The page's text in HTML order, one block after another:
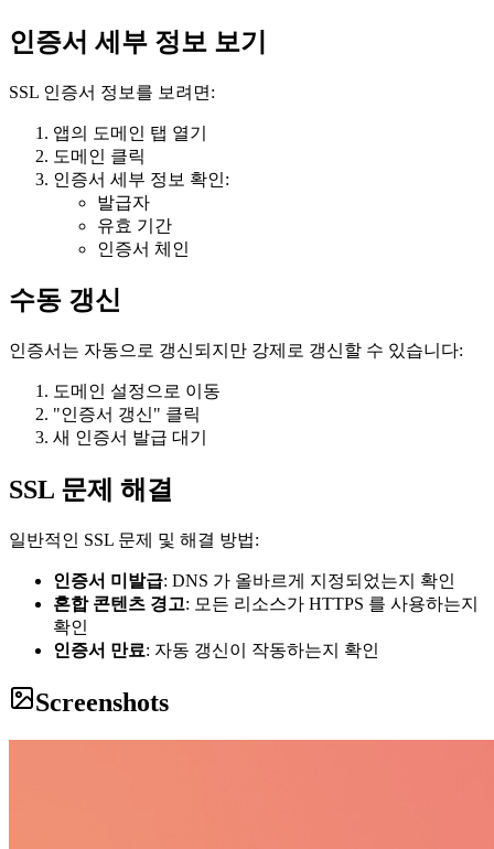
인증서 세부 정보 보기
SSL 인증서 정보를 보려면:
앱의 도메인 탭 열기
도메인 클릭
인증서 세부 정보 확인:
발급자
유효 기간
인증서 체인
수동 갱신
인증서는 자동으로 갱신되지만 강제로 갱신할 수 있습니다:
도메인 설정으로 이동
"인증서 갱신" 클릭
새 인증서 발급 대기
SSL 문제 해결
일반적인 SSL 문제 및 해결 방법:
인증서 미발급: DNS 가 올바르게 지정되었는지 확인
혼합 콘텐츠 경고: 모든 리소스가 HTTPS 를 사용하는지
확인
인증서 만료: 자동 갱신이 작동하는지 확인
Screenshots